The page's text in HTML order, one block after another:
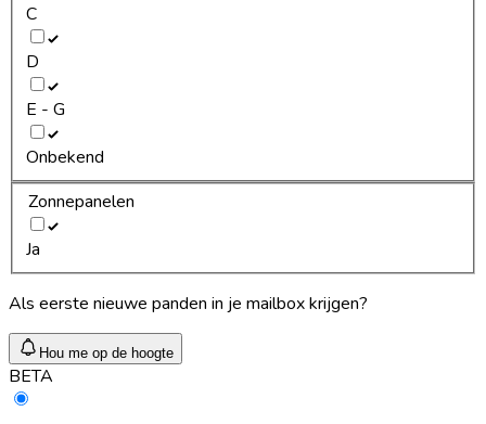
C
D
E - G
Onbekend
Zonnepanelen
Ja
Als eerste nieuwe panden in je mailbox krijgen?
Hou me op de hoogte
BETA